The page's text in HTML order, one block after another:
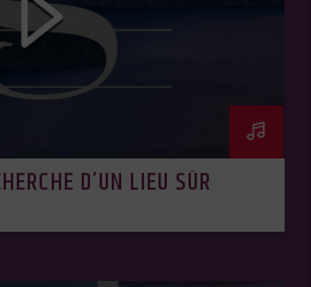
D’UN LIEU SÛR